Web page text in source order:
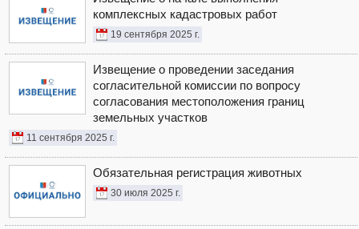
комплексных кадастровых работ
19 сентября 2025 г.
Извещение о проведении заседания
согласительной комиссии по вопросу
согласования местоположения границ
земельных участков
11 сентября 2025 г.
Обязательная регистрация животных
30 июля 2025 г.